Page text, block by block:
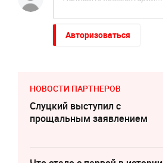
Авторизоваться
НОВОСТИ ПАРТНЕРОВ
Слуцкий выступил с
прощальным заявлением